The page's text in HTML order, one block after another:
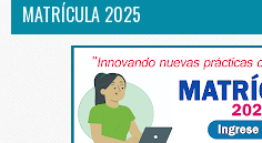
MATRÍCULA 2025